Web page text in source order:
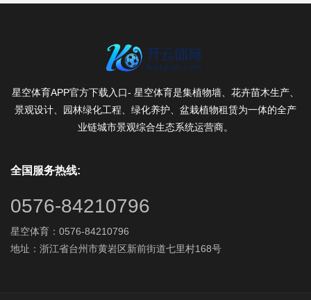
星空体育APP官方下载入口- 星空体育是集植物墙、花卉苗木生产、
景观设计、园林绿化工程、绿化养护、盆栽植物租赁为一体的全产
业链城市景观综合生态系统运营商。
全国服务热线:
0576-84210796
星空体育：0576-84210796
地址：浙江省台州市黄岩区新前街道七里村168号